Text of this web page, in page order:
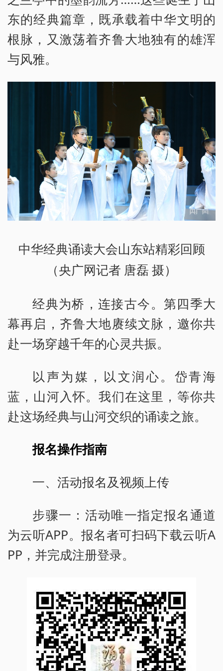
东的经典篇章，既承载着中华文明的
根脉，又激荡着齐鲁大地独有的雄浑
与风雅。
中华经典诵读大会山东站精彩回顾
（央广网记者 唐磊 摄）
经典为桥，连接古今。第四季大
幕再启，齐鲁大地赓续文脉，邀你共
赴一场穿越千年的心灵共振。
以声为媒，以文润心。岱青海
蓝，山河入怀。我们在这里，等你共
赴这场经典与山河交织的诵读之旅。
报名操作指南
一、活动报名及视频上传
步骤一：活动唯一指定报名通道
为云听APP。报名者可扫码下载云听A
PP，并完成注册登录。